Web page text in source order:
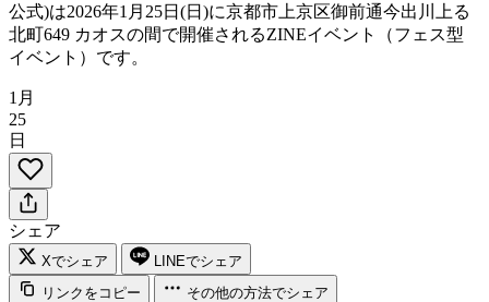
公式)は2026年1月25日(日)に京都市上京区御前通今出川上る
北町649 カオスの間で開催されるZINEイベント（フェス型
イベント）です。
1月
25
日
シェア
Xでシェア
LINEでシェア
リンクをコピー
その他の方法でシェア